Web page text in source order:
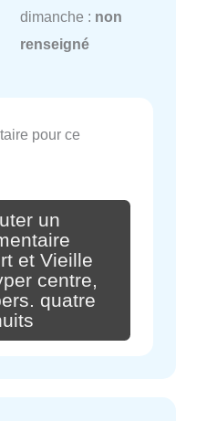
dimanche : non
renseigné
pour ce
un
et Vieille
centre,
quatre